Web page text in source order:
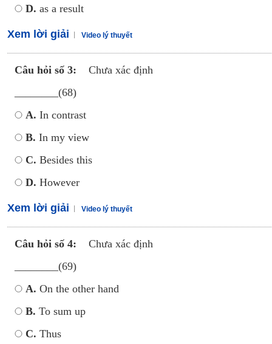
D. as a result
Xem lời giải Video lý thuyết
Câu hỏi số 3:
Chưa xác định
________(68)
A. In contrast
B. In my view
C. Besides this
D. However
Xem lời giải Video lý thuyết
Câu hỏi số 4:
Chưa xác định
________(69)
A. On the other hand
B. To sum up
C. Thus